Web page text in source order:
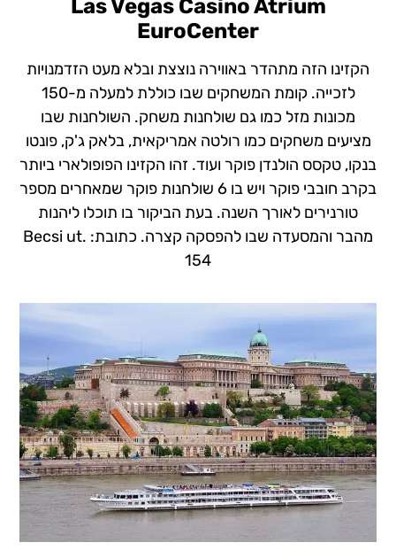
Las Vegas Casino Atrium
EuroCenter
הקזינו הזה מתהדר באווירה נוצצת ובלא מעט הזדמנויות
לזכייה. קומת המשחקים שבו כוללת למעלה מ-150
מכונות מזל כמו גם שולחנות משחק. השולחנות שבו
מציעים משחקים כמו רולטה אמריקאית, בלאק ג'ק, פונטו
בנקו, טקסס הולנדן פוקר ועוד. זהו הקזינו הפופולארי ביותר
בקרב חובבי פוקר ויש בו 6 שולחנות פוקר שמאחרים מספר
טורנירים לאורך השנה. בעת הביקור בו תוכלו ליהנות
מהבר והמסעדה שבו להפסקה קצרה. כתובת: Becsi ut.
154